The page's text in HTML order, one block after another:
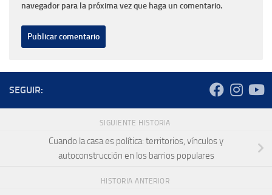
navegador para la próxima vez que haga un comentario.
SEGUIR:
SIGUIENTE HISTORIA
Cuando la casa es política: territorios, vínculos y
autoconstrucción en los barrios populares
HISTORIA ANTERIOR